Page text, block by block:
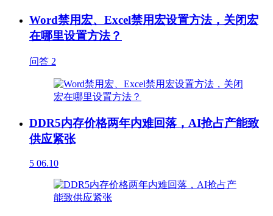
Word禁用宏、Excel禁用宏设置方法，关闭宏
在哪里设置方法？
问答 2
DDR5内存价格两年内难回落，AI抢占产能致
供应紧张
5 06.10